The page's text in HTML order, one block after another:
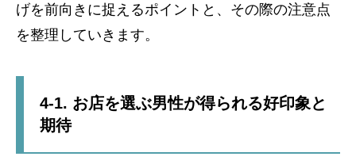
げを前向きに捉えるポイントと、その際の注意点
を整理していきます。
4-1. お店を選ぶ男性が得られる好印象と
期待